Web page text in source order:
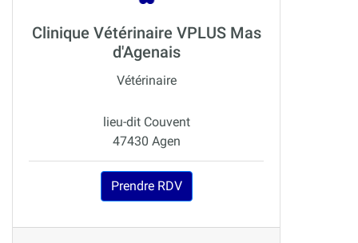
Clinique Vétérinaire VPLUS Mas
d'Agenais
Vétérinaire
lieu-dit Couvent
47430 Agen
Prendre RDV